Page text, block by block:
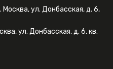
ул. Донбасская, д. 6,
ул. Донбасская, д. 6, кв.